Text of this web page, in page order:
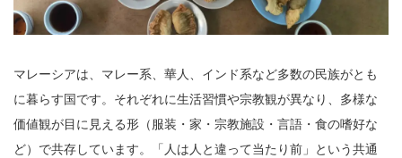
マレーシアは、マレー系、華人、インド系など多数の民族がとも
に暮らす国です。それぞれに生活習慣や宗教観が異なり、多様な
価値観が目に見える形（服装・家・宗教施設・言語・食の嗜好な
ど）で共存しています。「人は人と違って当たり前」という共通